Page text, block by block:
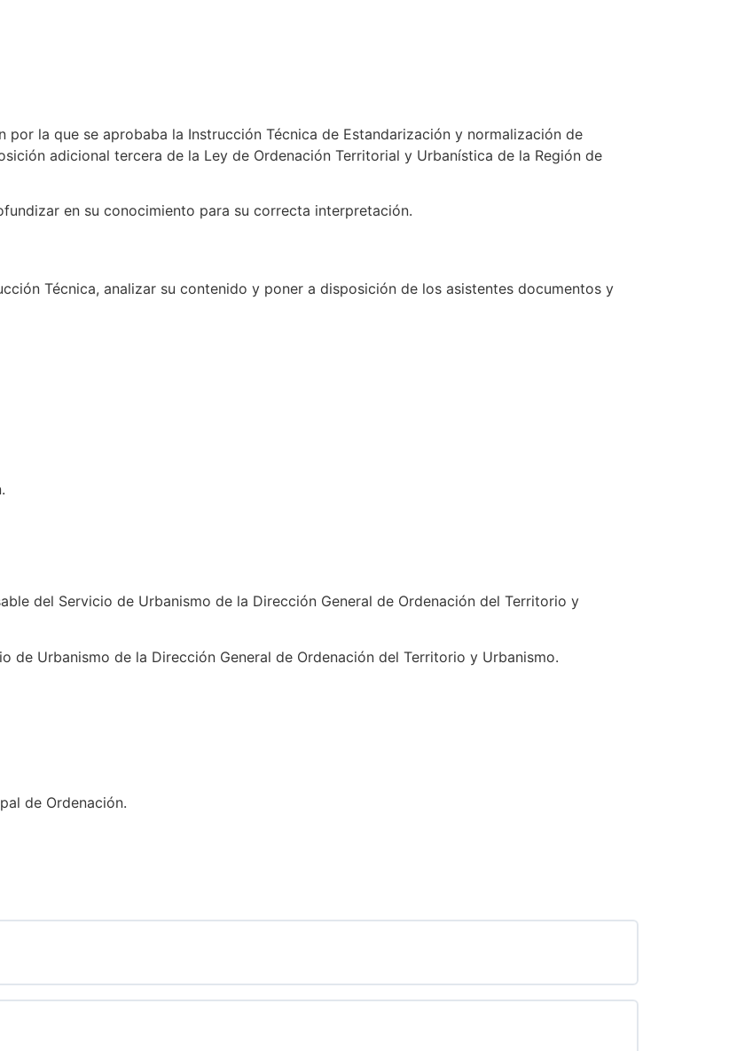
por la que se aprobaba la Instrucción Técnica de Estandarización y normalización de
adicional tercera de la Ley de Ordenación Territorial y Urbanística de la Región de
en su conocimiento para su correcta interpretación.
Técnica, analizar su contenido y poner a disposición de los asistentes documentos y
del Servicio de Urbanismo de la Dirección General de Ordenación del Territorio y
de Urbanismo de la Dirección General de Ordenación del Territorio y Urbanismo.
de Ordenación.